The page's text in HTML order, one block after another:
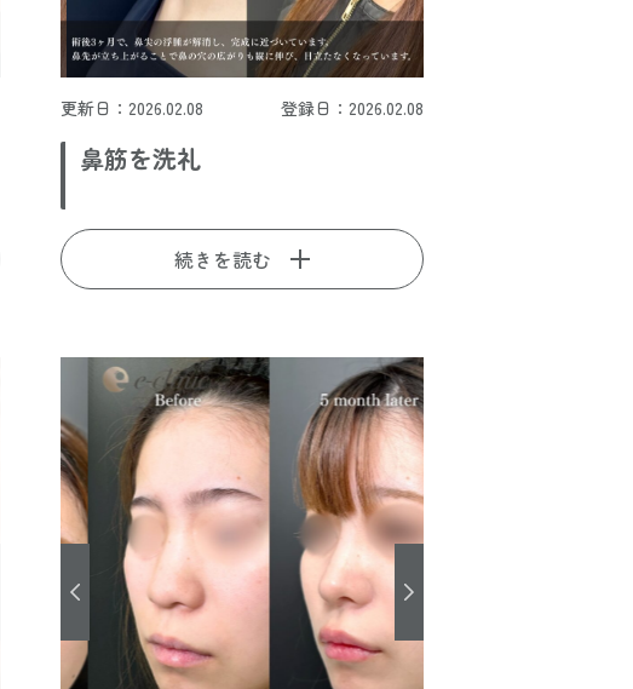
更新日：2026.02.08 登録日：2026.02.08
鼻筋を洗礼
続きを読む